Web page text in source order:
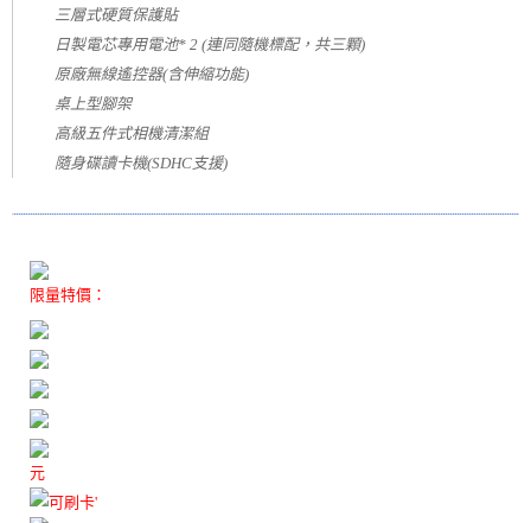
三層式硬質保護貼
日製電芯專用電池* 2 (連同隨機標配，共三顆)
原廠無線遙控器(含伸縮功能)
桌上型腳架
高級五件式相機清潔組
隨身碟讀卡機(SDHC支援)
限量特價：
元